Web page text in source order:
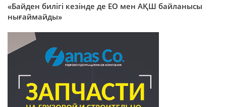
«Байден билігі кезінде де ЕО мен АҚШ байланысы
нығаймайды»